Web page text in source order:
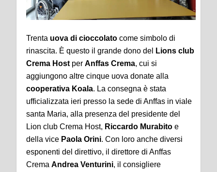
Trenta uova di cioccolato come simbolo di
rinascita. È questo il grande dono del
Lions club
Crema Host per Anffas Crema, cui si
aggiungono altre cinque uova donate alla
cooperativa Koala. La consegna è stata
ufficializzata ieri presso la sede di Anffas in viale
santa Maria, alla presenza del presidente del
Lion club Crema Host, Riccardo Murabito e
della vice Paola Orini. Con loro anche diversi
esponenti del direttivo, il direttore di Anffas
Crema Andrea Venturini, il consigliere